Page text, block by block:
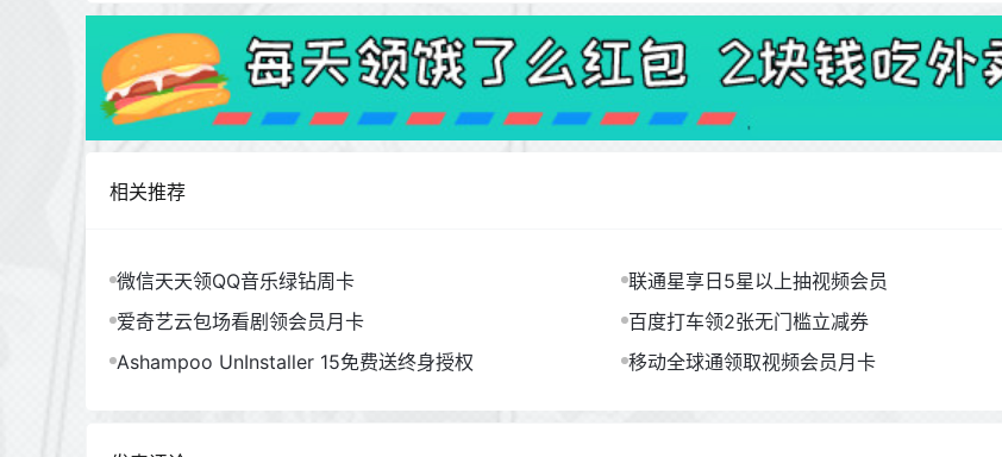
相关推荐
微信天天领QQ音乐绿钻周卡
联通星享日5星以上抽视频会员
爱奇艺云包场看剧领会员月卡
百度打车领2张无门槛立减券
Ashampoo UnInstaller 15免费送终身授权
移动全球通领取视频会员月卡